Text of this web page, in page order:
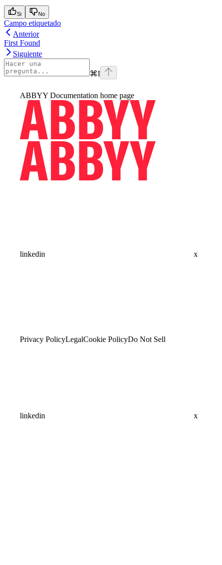
Si No
Campo etiquetado
Anterior
First Found
Siguiente
⌘I
ABBYY Documentation home page
linkedin x
Privacy PolicyLegalCookie PolicyDo Not Sell
linkedin x